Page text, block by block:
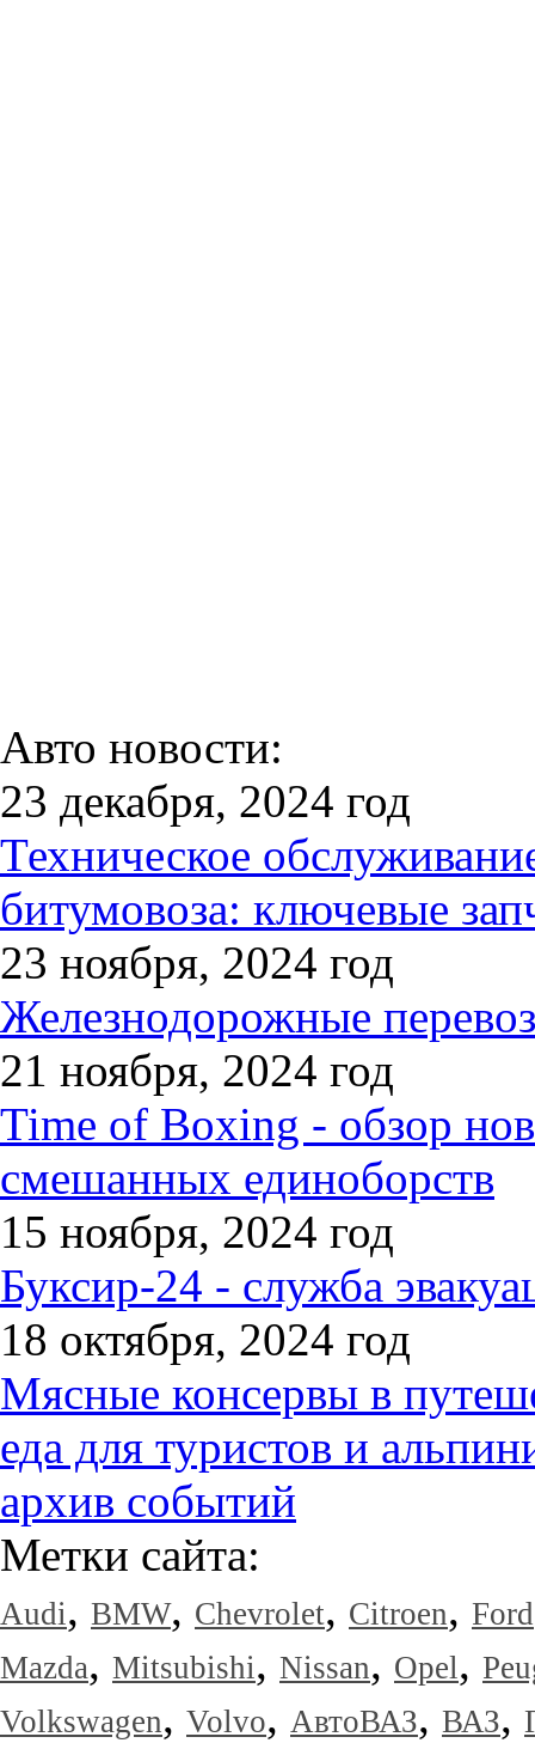
Авто новости:
23 декабря, 2024 год
Техническое
битумовоза: ключевые
23 ноября, 2024 год
Железнодорожные
21 ноября, 2024 год
Time of Boxing - обзор
смешанных единоборств
15 ноября, 2024 год
Буксир-24 - служба
18 октября, 2024 год
Мясные консервы в
еда для туристов и
архив событий
Метки сайта:
Audi, BMW, Chevrolet, Citroen, Ford
Mazda, Mitsubishi, Nissan, Opel,
Volkswagen, Volvo, АвтоВАЗ, ВАЗ,